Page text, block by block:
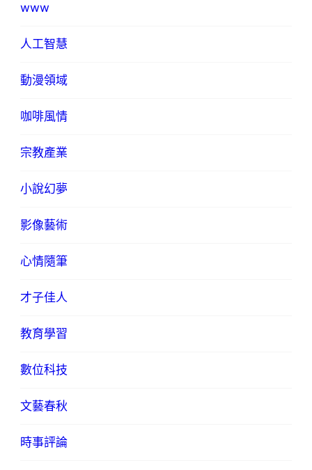
www
人工智慧
動漫領域
咖啡風情
宗教產業
小說幻夢
影像藝術
心情隨筆
才子佳人
教育學習
數位科技
文藝春秋
時事評論